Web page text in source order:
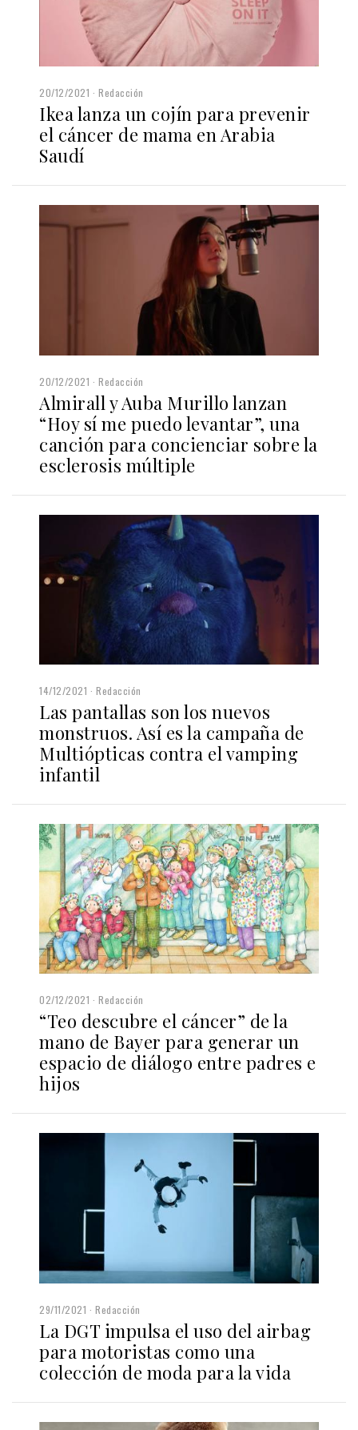
20/12/2021 Redacción
Ikea lanza un cojín para prevenir
el cáncer de mama en Arabia
Saudí
20/12/2021 Redacción
Almirall y Auba Murillo lanzan
“Hoy sí me puedo levantar”, una
canción para concienciar sobre la
esclerosis múltiple
14/12/2021 Redacción
Las pantallas son los nuevos
monstruos. Así es la campaña de
Multiópticas contra el vamping
infantil
02/12/2021 Redacción
“Teo descubre el cáncer” de la
mano de Bayer para generar un
espacio de diálogo entre padres e
hijos
29/11/2021 Redacción
La DGT impulsa el uso del airbag
para motoristas como una
colección de moda para la vida